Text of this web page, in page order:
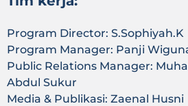
Program Director: S.Sophiyah.K
Program Manager: Panji
Public Relations Manager:
Abdul Sukur
Media & Publikasi: Zaenal Husni